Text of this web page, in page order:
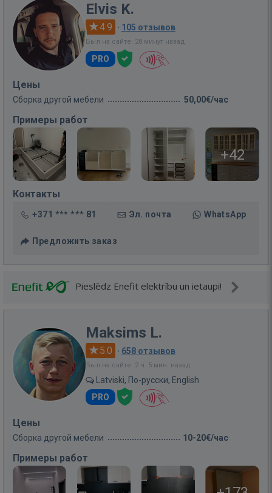
Elvis K.
4.9 · 105 отзывов
Был на сайте: 28 минут назад
PRO
Цены
Сборка другой мебели 50,00€/час
Примеры работ
+42
Контакты
+371 *** *** 81 Эл. почта WhatsApp
Предложить заказ
Pieslēdz Enefit elektrību un ietaupi!
Maksims L.
5.0 · 658 отзывов
Был на сайте: 2 ч. 5 мин. назад
Latviski, По-русски, English
PRO
Цены
Сборка другой мебели 10-20€/час
Примеры работ